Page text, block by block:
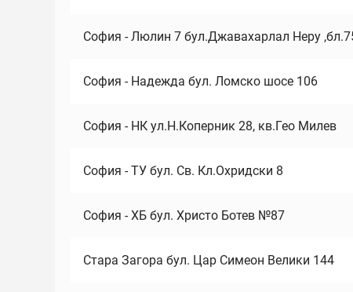
София - Люлин 7 бул.Джавахарлал Неру
София - Надежда бул. Ломско шосе 106
София - НК ул.Н.Коперник 28, кв.Гео Милев
София - ТУ бул. Св. Кл.Охридски 8
София - ХБ бул. Христо Ботев №87
Стара Загора бул. Цар Симеон Велики 144